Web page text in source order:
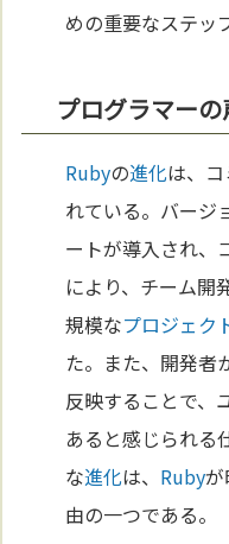
めの重要なステッ
プログラマー
Rubyの進化は、
れている。バージ
ートが導入され、
により、チーム開
規模なプロジェク
た。また、開発者
反映することで、
あると感じられる
な進化は、 Ruby
由の一つである。